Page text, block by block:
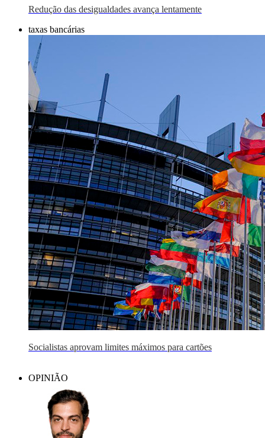
Redução das desigualdades avança lentamente
taxas bancárias
Socialistas aprovam limites máximos para cartões
OPINIÃO